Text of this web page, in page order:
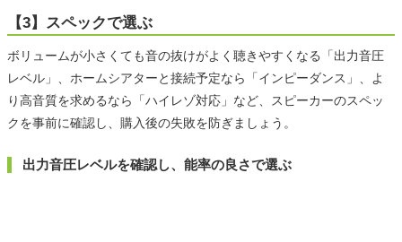
【3】スペックで選ぶ
ボリュームが小さくても音の抜けがよく聴きやすくなる「出力音圧
レベル」、ホームシアターと接続予定なら「インピーダンス」、よ
り高音質を求めるなら「ハイレゾ対応」など、スピーカーのスペッ
クを事前に確認し、購入後の失敗を防ぎましょう。
出力音圧レベルを確認し、能率の良さで選ぶ